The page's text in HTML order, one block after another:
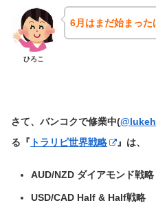
ひろこ
6月はまだ始まった
さて、バンコクで修業中(
る 『 トラリピ世界戦略 』は、
AUD/NZD ダイアモンド戦略
USD/CAD Half & Half戦略